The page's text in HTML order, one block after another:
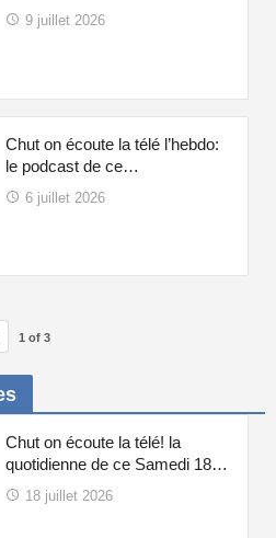
9 juillet 2026
Chut on écoute la télé l’hebdo:
le podcast de ce…
6 juillet 2026
1 of 3
Chut on écoute la télé! la
quotidienne de ce Samedi 18…
18 juillet 2026